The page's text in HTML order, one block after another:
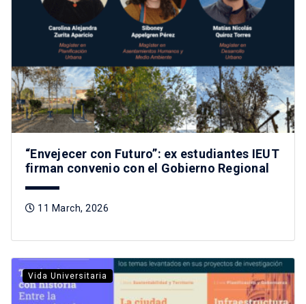
“Envejecer con Futuro”: ex estudiantes IEUT
firman convenio con el Gobierno Regional
11 March, 2026
Vida Universitaria